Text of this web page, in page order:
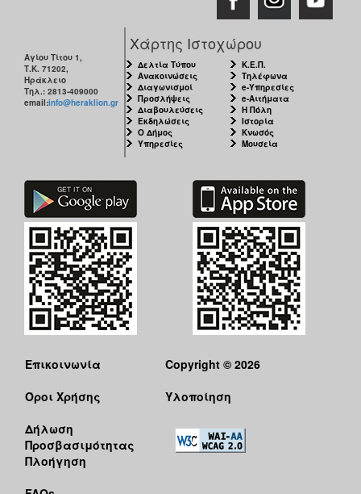
Αγίου Τίτου 1,
Τ.Κ. 71202,
Ηράκλειο
Τηλ.: 2813-409000
email:info@heraklion.gr
Χάρτης Ιστοχώρου
Δελτία Τύπου
Ανακοινώσεις
Διαγωνισμοί
Προσλήψεις
Διαβουλεύσεις
Εκδηλώσεις
Ο Δήμος
Υπηρεσίες
Κ.Ε.Π.
Τηλέφωνα
e-Υπηρεσίες
e-Αιτήματα
Η Πόλη
Ιστορία
Κνωσός
Μουσεία
Επικοινωνία
Όροι Χρήσης
Δήλωση
Προσβασιμότητας
Πλοήγηση
Copyright © 2026
Υλοποίηση